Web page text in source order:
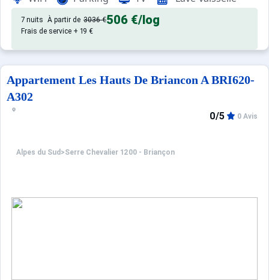
7 nuits À partir de 3036 €506 €/log
Frais de service + 19 €
Appartement Les Hauts De Briancon A BRI620-
A302
Alpes du Sud >Serre Chevalier 1200 - Briançon
0/5 0 Avis